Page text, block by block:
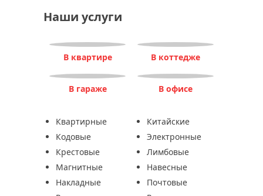
Наши услуги
В квартире В коттедже
В гараже В офисе
Квартирные
Китайские
Кодовые
Электронные
Крестовые
Лимбовые
Магнитные
Навесные
Накладные
Почтовые